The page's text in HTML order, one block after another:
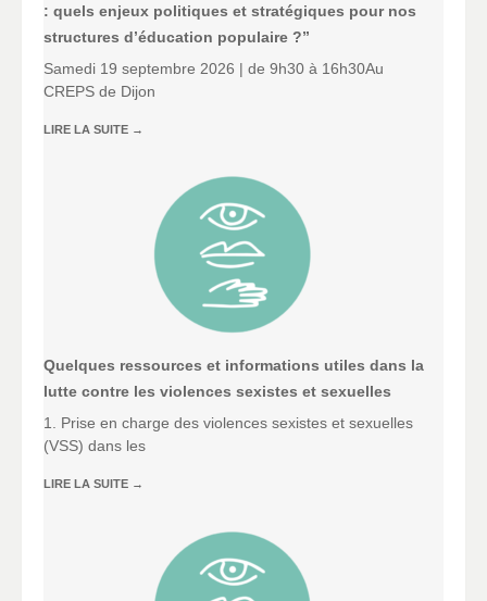
: quels enjeux politiques et stratégiques pour nos
structures d’éducation populaire ?”
Samedi 19 septembre 2026 | de 9h30 à 16h30Au
CREPS de Dijon
LIRE LA SUITE →
Quelques ressources et informations utiles dans la
lutte contre les violences sexistes et sexuelles
1. Prise en charge des violences sexistes et sexuelles
(VSS) dans les
LIRE LA SUITE →